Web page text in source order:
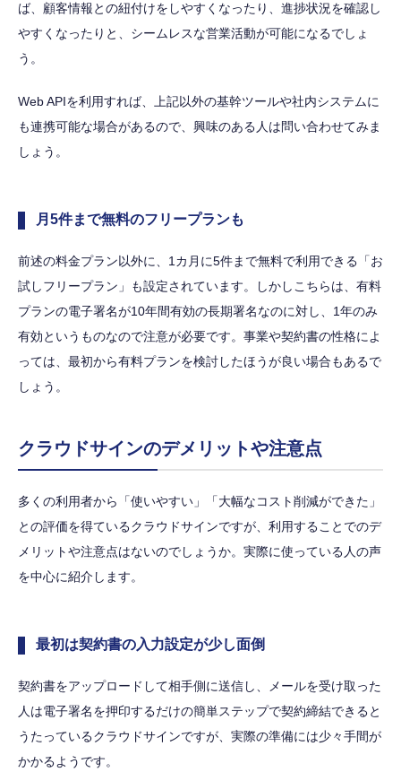
ば、顧客情報との紐付けをしやすくなったり、進捗状況を確認し
やすくなったりと、シームレスな営業活動が可能になるでしょ
う。
Web APIを利用すれば、上記以外の基幹ツールや社内システムに
も連携可能な場合があるので、興味のある人は問い合わせてみま
しょう。
月5件まで無料のフリープランも
前述の料金プラン以外に、1カ月に5件まで無料で利用できる「お
試しフリープラン」も設定されています。しかしこちらは、有料
プランの電子署名が10年間有効の長期署名なのに対し、1年のみ
有効というものなので注意が必要です。事業や契約書の性格によ
っては、最初から有料プランを検討したほうが良い場合もあるで
しょう。
クラウドサインのデメリットや注意点
多くの利用者から「使いやすい」「大幅なコスト削減ができた」
との評価を得ているクラウドサインですが、利用することでのデ
メリットや注意点はないのでしょうか。実際に使っている人の声
を中心に紹介します。
最初は契約書の入力設定が少し面倒
契約書をアップロードして相手側に送信し、メールを受け取った
人は電子署名を押印するだけの簡単ステップで契約締結できると
うたっているクラウドサインですが、実際の準備には少々手間が
かかるようです。